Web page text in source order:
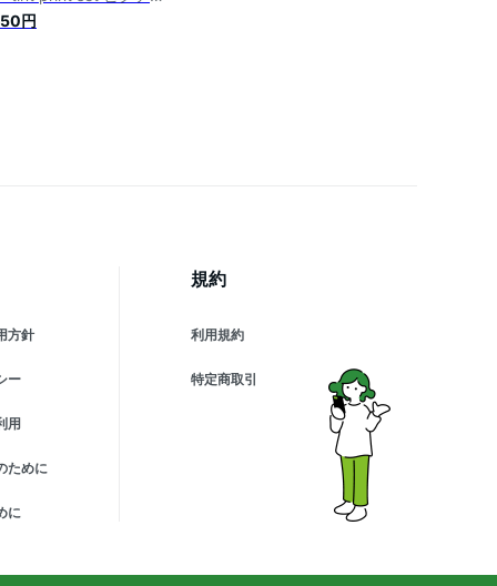
シルクスクリーン 衣類
ツ ステンシル みや古
円
方針
ー
用
ために
に
規約
利用規約
特定商取引